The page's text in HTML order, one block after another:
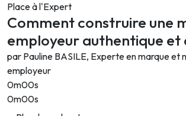
Place à l'Expert
Comment construire une
employeur authentique et
par Pauline BASILE, Experte en marque et
employeur
0m00s
0m00s